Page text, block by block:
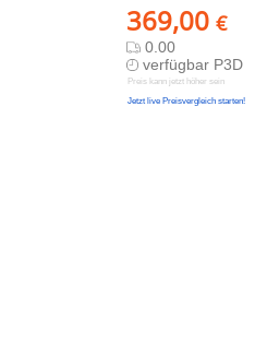
369,00 €
0.00
verfügbar P3D
Preis kann jetzt höher sein
Jetzt live Preisvergleich starten!